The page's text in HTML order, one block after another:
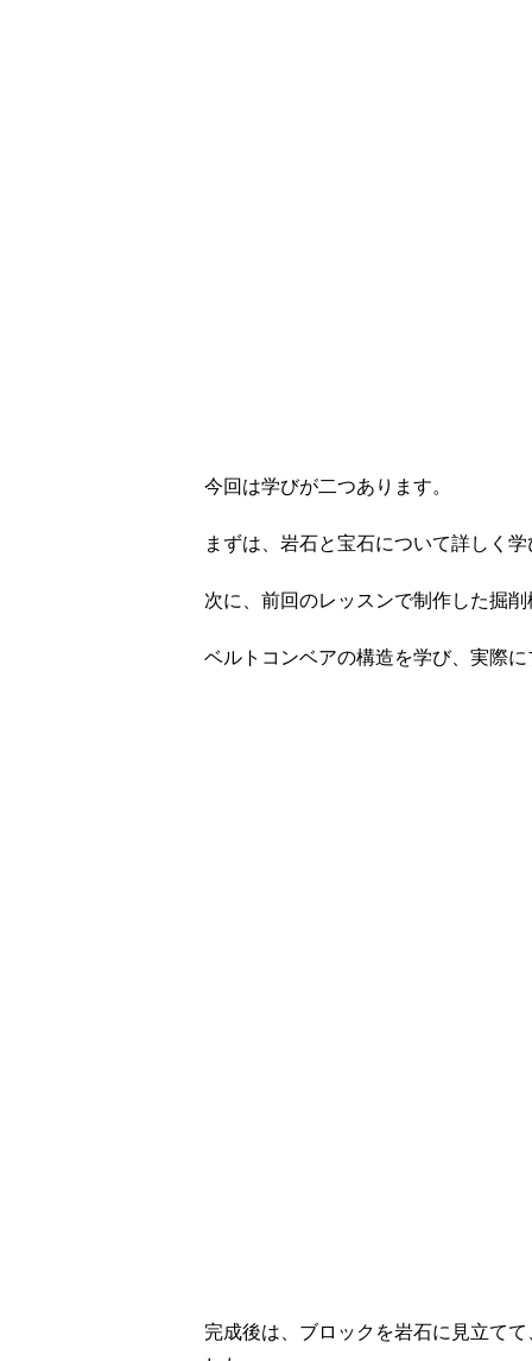
今回は学びが二つあります。
まずは、岩石と宝石について詳しく学
次に、前回のレッスンで制作した掘
ベルトコンベアの構造を学び、実際に
完成後は、ブロックを岩石に見立て